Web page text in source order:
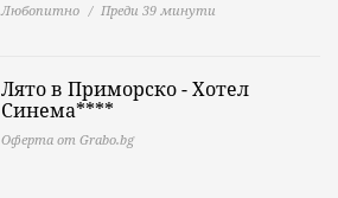
Любопитно Преди 39 минути
Лято в Приморско - Хотел
Синема****
Оферта от Grabo.bg